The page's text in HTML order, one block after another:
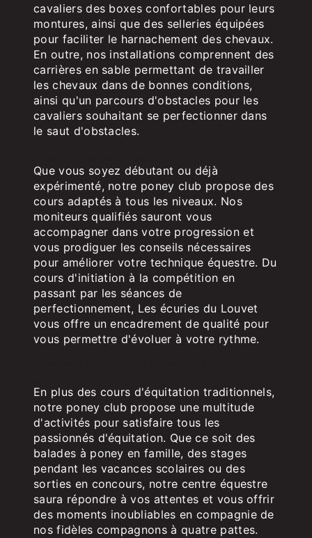
cavaliers des boxes confortables pour leurs
montures, ainsi que des selleries équipées
pour faciliter le harnachement des chevaux.
En outre, nos installations comprennent des
carrières en sable permettant de travailler
les chevaux dans de bonnes conditions,
ainsi qu'un parcours d'obstacles pour les
cavaliers souhaitant se perfectionner dans
le saut d'obstacles.
Que vous soyez débutant ou déjà
expérimenté, notre poney club propose des
cours adaptés à tous les niveaux. Nos
moniteurs qualifiés sauront vous
accompagner dans votre progression et
vous prodiguer les conseils nécessaires
pour améliorer votre technique équestre. Du
cours d'initiation à la compétition en
passant par les séances de
perfectionnement, Les écuries du Louvet
vous offre un encadrement de qualité pour
vous permettre d'évoluer à votre rythme.
En plus des cours d'équitation traditionnels,
notre poney club propose une multitude
d'activités pour satisfaire tous les
passionnés d'équitation. Que ce soit des
balades à poney en famille, des stages
pendant les vacances scolaires ou des
sorties en concours, notre centre équestre
saura répondre à vos attentes et vous offrir
des moments inoubliables en compagnie de
nos fidèles compagnons à quatre pattes.